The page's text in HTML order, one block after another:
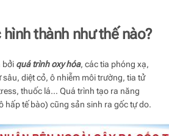
thành như thế nào?
bởi quá trình oxy hóa, các tia phóng xạ,
diệt cỏ, ô nhiễm môi trường, tia tử
thuốc lá… Quá trình tạo ra năng
hấp tế bào) cũng sản sinh ra gốc tự do.